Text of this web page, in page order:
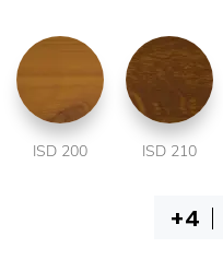
ISD 200 ISD 210